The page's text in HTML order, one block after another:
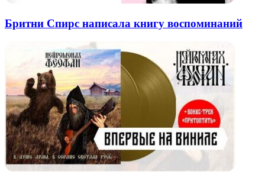
Бритни Спирс написала книгу воспоминаний